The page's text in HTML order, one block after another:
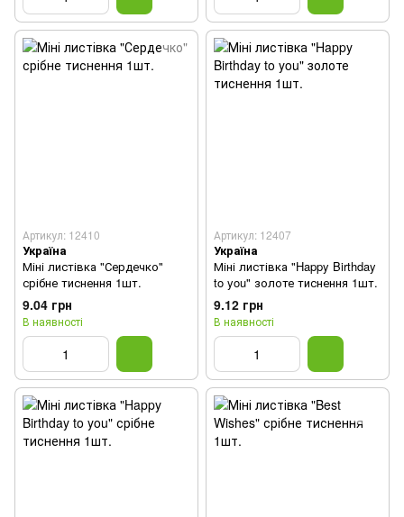
Артикул: 12410
Україна
Міні листівка "Сердечко"
срібне тиснення 1шт.
9.04 грн
В наявності
Артикул: 12407
Україна
Міні листівка "Happy Birthday
to you" золоте тиснення 1шт.
9.12 грн
В наявності